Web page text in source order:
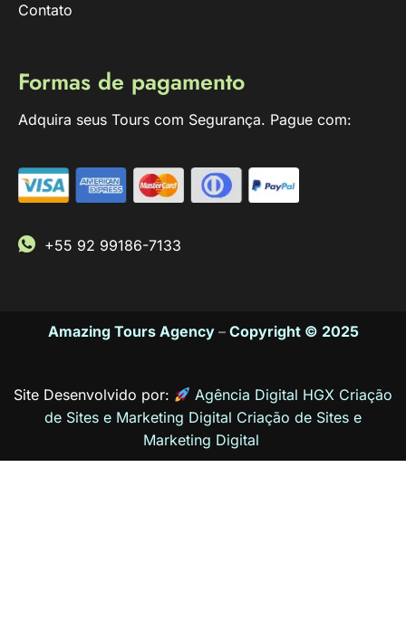
Contato
Formas de pagamento
Adquira seus Tours com Segurança. Pague com:
+55 92 99186-7133
Amazing Tours Agency– Copyright © 2025
Site Desenvolvido por:
Agência Digital HGX Criação
de Sites e Marketing Digital Criação de Sites e
Marketing Digital